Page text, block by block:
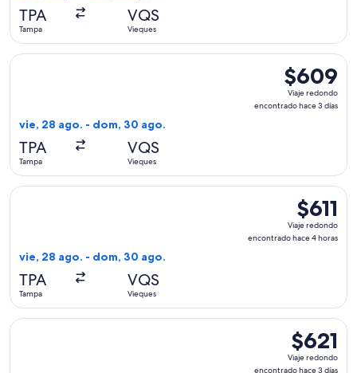
TPA
Tampa
VQS
Vieques
$609
Viaje
redondo,
$609
Viaje redondo
encontrado hace 3 días
vie, 28 ago. - dom, 30 ago.
TPA
Tampa
VQS
Vieques
Seleccionar vuelo de American Airlines, con salida el vie,
$611
Viaje
redondo,
$611
Viaje redondo
encontrado hace 4 horas
vie, 28 ago. - dom, 30 ago.
TPA
Tampa
VQS
Vieques
Seleccionar vuelo de American Airlines, con salida el vie,
$621
Viaje
redondo,
$621
Viaje redondo
encontrado hace 3 días
Seleccionar vuelo de JetBlue Airways, con salida el vie, 28